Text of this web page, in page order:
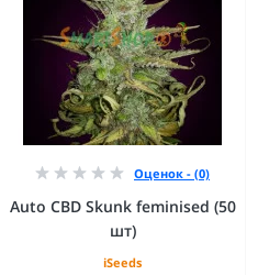
Оценок - (0)
Auto CBD Skunk feminised (50
шт)
iSeeds